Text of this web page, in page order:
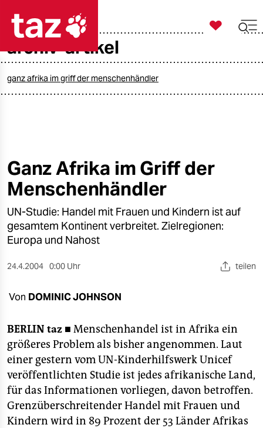
taz zahl ich
öko
gesellschaft
kultur
sport
berlin
nord
verlag
verlag
veranstaltungen

taz zahl ich
archiv-artikel
ganz afrika im griff der menschenhändler
Ganz Afrika im Griff der
Menschenhändler
UN-Studie: Handel mit Frauen und Kindern ist auf
gesamtem Kontinent verbreitet. Zielregionen:
Europa und Nahost
24.4.2004 0:00 Uhr teilen
Von DOMINIC JOHNSON
BERLIN taz ■ Menschenhandel ist in Afrika ein
größeres Problem als bisher angenommen. Laut
einer gestern vom UN-Kinderhilfswerk Unicef
veröffentlichten Studie ist jedes afrikanische Land,
für das Informationen vorliegen, davon betroffen.
Grenzüberschreitender Handel mit Frauen und
Kindern wird in 89 Prozent der 53 Länder Afrikas